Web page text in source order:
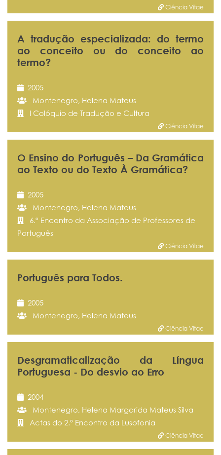
Ciência Vitae
A tradução especializada: do termo
ao conceito ou do conceito ao
termo?
2005
Montenegro, Helena Mateus
I Colóquio de Tradução e Cultura
Ciência Vitae
O Ensino do Português – Da Gramática
ao Texto ou do Texto À Gramática?
2005
Montenegro, Helena Mateus
6.º Encontro da Associação de Professores de
Português
Ciência Vitae
Português para Todos.
2005
Montenegro, Helena Mateus
Ciência Vitae
Desgramaticalização da Língua
Portuguesa - Do desvio ao Erro
2004
Montenegro, Helena Margarida Mateus Silva
Actas do 2.º Encontro da Lusofonia
Ciência Vitae